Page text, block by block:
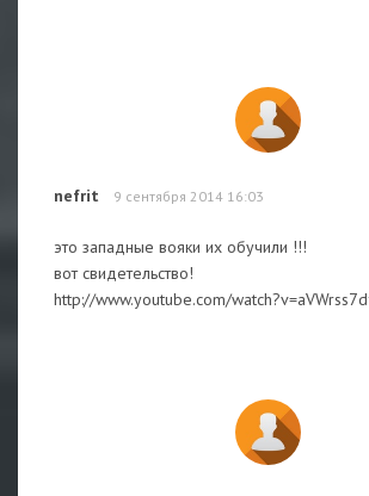
nefrit 9 сентября 2014 16:03
это западные вояки их обучили !!!
вот свидетельство!
http://www.youtube.com/